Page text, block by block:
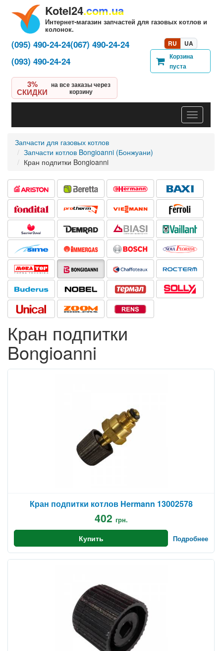
Kotel24.com.ua
Интернет-магазин запчастей для газовых котлов и
колонок.
3%
СКИДКИ
на все заказы через
корзину
(095) 490-24-24(067) 490-24-24
(093) 490-24-24
RU
UA
Корзина
пуста
Запчасти для газовых котлов
Запчасти котлов Bongioanni (Бонжуани)
Кран подпитки Bongioanni
Кран подпитки
Bongioanni
Кран подпитки котлов Hermann 13002578
402 грн.
Купить Подробнее